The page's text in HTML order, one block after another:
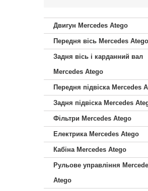
Двигун Mercedes Atego
Передня вісь Mercedes Atego
Задня вісь і карданний вал
Mercedes Atego
Передня підвіска Mercedes
Задня підвіска Mercedes
Фільтри Mercedes Atego
Електрика Mercedes Atego
Кабіна Mercedes Atego
Рульове управління
Atego